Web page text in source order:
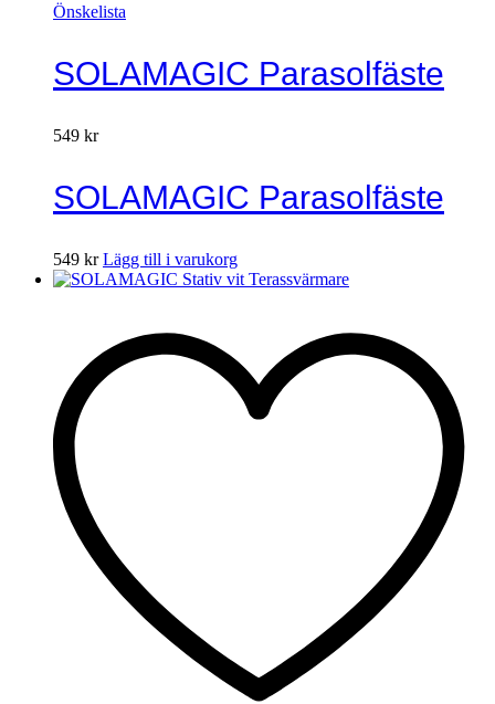
Önskelista
SOLAMAGIC Parasolfäste
549 kr
SOLAMAGIC Parasolfäste
549 kr Lägg till i varukorg